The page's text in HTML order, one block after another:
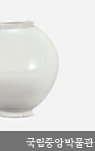
국립중앙박물관